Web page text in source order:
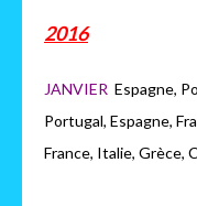
2016
JANVIER
Portugal,
France, Italie,